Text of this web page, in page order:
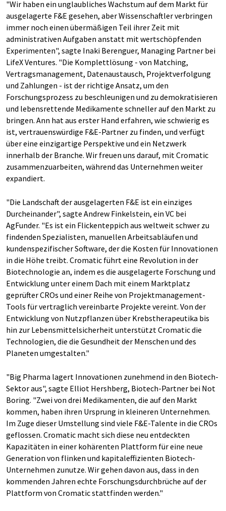
"Wir haben ein unglaubliches Wachstum auf dem Markt für
ausgelagerte F&E gesehen, aber Wissenschaftler verbringen
immer noch einen übermäßigen Teil ihrer Zeit mit
administrativen Aufgaben anstatt mit wertschöpfenden
Experimenten", sagte Inaki Berenguer, Managing Partner bei
LifeX Ventures. "Die Komplettlösung - von Matching,
Vertragsmanagement, Datenaustausch, Projektverfolgung
und Zahlungen - ist der richtige Ansatz, um den
Forschungsprozess zu beschleunigen und zu demokratisieren
und lebensrettende Medikamente schneller auf den Markt zu
bringen. Ann hat aus erster Hand erfahren, wie schwierig es
ist, vertrauenswürdige F&E-Partner zu finden, und verfügt
über eine einzigartige Perspektive und ein Netzwerk
innerhalb der Branche. Wir freuen uns darauf, mit Cromatic
zusammenzuarbeiten, während das Unternehmen weiter
expandiert.
"Die Landschaft der ausgelagerten F&E ist ein einziges
Durcheinander", sagte Andrew Finkelstein, ein VC bei
AgFunder. "Es ist ein Flickenteppich aus weltweit schwer zu
findenden Spezialisten, manuellen Arbeitsabläufen und
kundenspezifischer Software, der die Kosten für Innovationen
in die Höhe treibt. Cromatic führt eine Revolution in der
Biotechnologie an, indem es die ausgelagerte Forschung und
Entwicklung unter einem Dach mit einem Marktplatz
geprüfter CROs und einer Reihe von Projektmanagement-
Tools für vertraglich vereinbarte Projekte vereint. Von der
Entwicklung von Nutzpflanzen über Krebstherapeutika bis
hin zur Lebensmittelsicherheit unterstützt Cromatic die
Technologien, die die Gesundheit der Menschen und des
Planeten umgestalten."
"Big Pharma lagert Innovationen zunehmend in den Biotech-
Sektor aus", sagte Elliot Hershberg, Biotech-Partner bei Not
Boring. "Zwei von drei Medikamenten, die auf den Markt
kommen, haben ihren Ursprung in kleineren Unternehmen.
Im Zuge dieser Umstellung sind viele F&E-Talente in die CROs
geflossen. Cromatic macht sich diese neu entdeckten
Kapazitäten in einer kohärenten Plattform für eine neue
Generation von flinken und kapitaleffizienten Biotech-
Unternehmen zunutze. Wir gehen davon aus, dass in den
kommenden Jahren echte Forschungsdurchbrüche auf der
Plattform von Cromatic stattfinden werden."